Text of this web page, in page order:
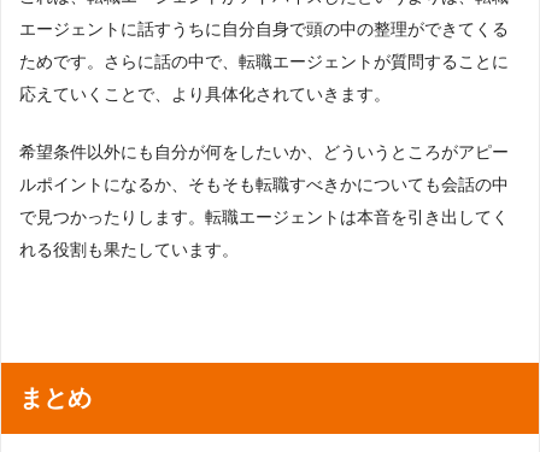
エージェントに話すうちに自分自身で頭の中の整理ができてくる
ためです。さらに話の中で、転職エージェントが質問することに
応えていくことで、より具体化されていきます。
希望条件以外にも自分が何をしたいか、どういうところがアピー
ルポイントになるか、そもそも転職すべきかについても会話の中
で見つかったりします。転職エージェントは本音を引き出してく
れる役割も果たしています。
まとめ